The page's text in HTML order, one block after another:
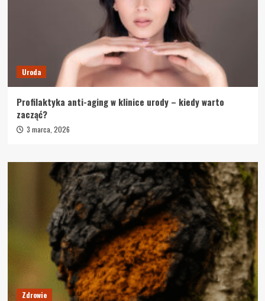
Uroda
Profilaktyka anti-aging w klinice urody – kiedy warto
zacząć?
3 marca, 2026
Zdrowie